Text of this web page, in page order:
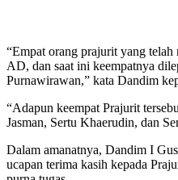
“Empat orang prajurit yang
AD, dan saat ini keempatnya
Purnawirawan,” kata Dandim
“Adapun keempat Prajurit
Jasman, Sertu Khaerudin, dan
Dalam amanatnya, Dandim I
ucapan terima kasih kepada